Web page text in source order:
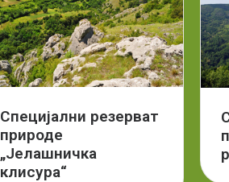
Специјални резерват
природе
„Јелашничка
клисура“